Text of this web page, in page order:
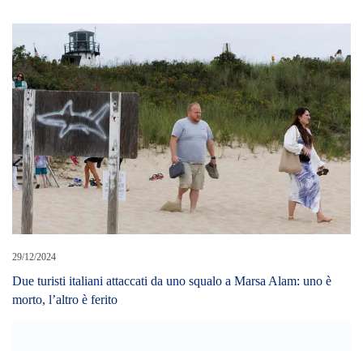
29/12/2024
Due turisti italiani attaccati da uno squalo a Marsa Alam: uno è
morto, l’altro è ferito